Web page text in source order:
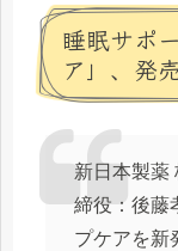
睡眠サポ
ア」、発
新日本製薬
締役：後藤
プケアを新